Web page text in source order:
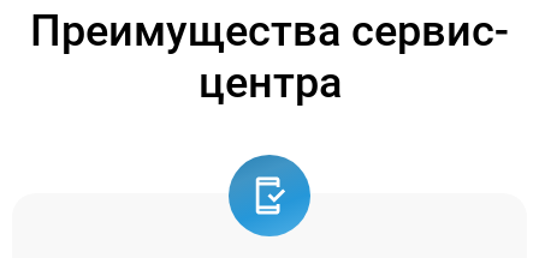
Преимущества сервис-
центра